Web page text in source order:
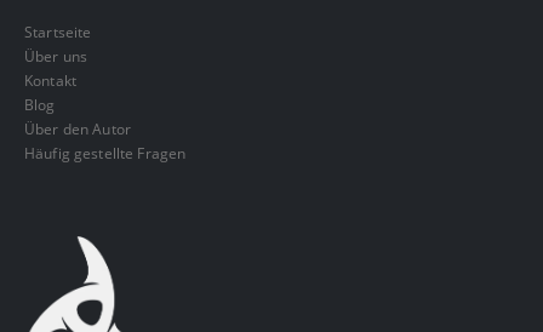
Startseite
Über uns
Kontakt
Blog
Über den Autor
Häufig gestellte Fragen